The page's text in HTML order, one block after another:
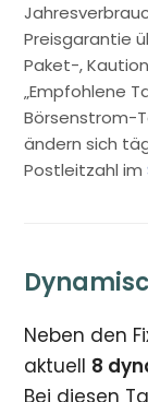
Preisgarantie
Paket-,
„Empfohlene
Börsenstrom-
ändern sich
Postleitzahl im
Neben den
aktuell 8
Bei diesen